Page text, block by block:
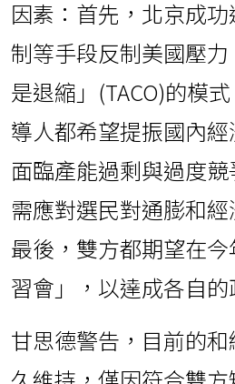
因素：首先，北京成
制等手段反制美國壓
是退縮」(TACO)的模
導人都希望提振國內
面臨產能過剩與過度
需應對選民對通膨和經
最後，雙方都期望在
習會」，以達成各自的
甘思德警告，目前的